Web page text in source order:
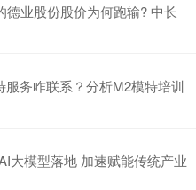
德业股份股价为何跑输? 中长
务咋联系？分析M2模特培训
大模型落地 加速赋能传统产业